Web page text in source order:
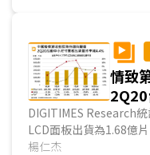
新興技術方面，則以面
最有未來性的自發光
品。
中小尺寸面板近期市
電腦及車用面板向大尺
發展較積極的新興應用
而在新興技術方面，柔
情致
季減
DIGITIMES Research統計2020年第1季台廠中小尺寸TFT
LCD面板出貨為1.68億
主因COVID-19(新冠肺
楊仁杰